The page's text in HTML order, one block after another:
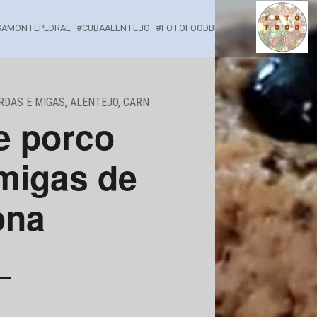
ASSADO DE PORCO PRETO COM MIGAS DE
Comidinhas por onde passo...
porco
de
E MIGAS,ALENTEJO,CARNE COMIDA REGIONAL
CUBAALENTEJO FOTOFOODBLOG INSTAGRAM